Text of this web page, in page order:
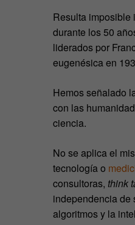
Resulta imposible
durante los 50
liderados por
eugenésica en
Hemos señalado
con las
ciencia.
No se aplica el
tecnología o
consultoras, think
independencia de
algoritmos y la